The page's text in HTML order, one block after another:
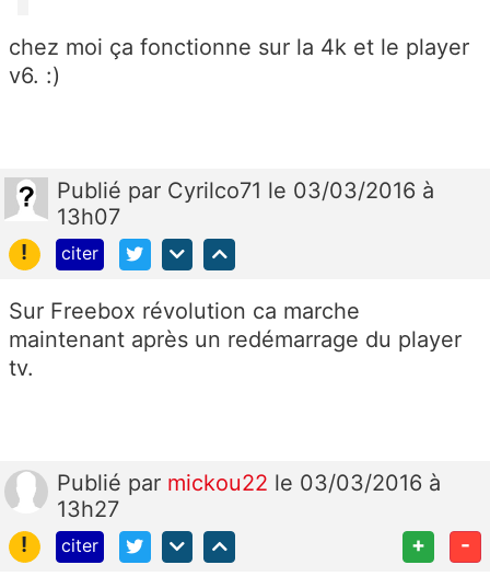
chez moi ça fonctionne sur la 4k et le player
v6. :)
Publié par Cyrilco71 le 03/03/2016 à
13h07
!
citer
Sur Freebox révolution ca marche
maintenant après un redémarrage du player
tv.
Publié par mickou22 le 03/03/2016 à
13h27
!
citer + -